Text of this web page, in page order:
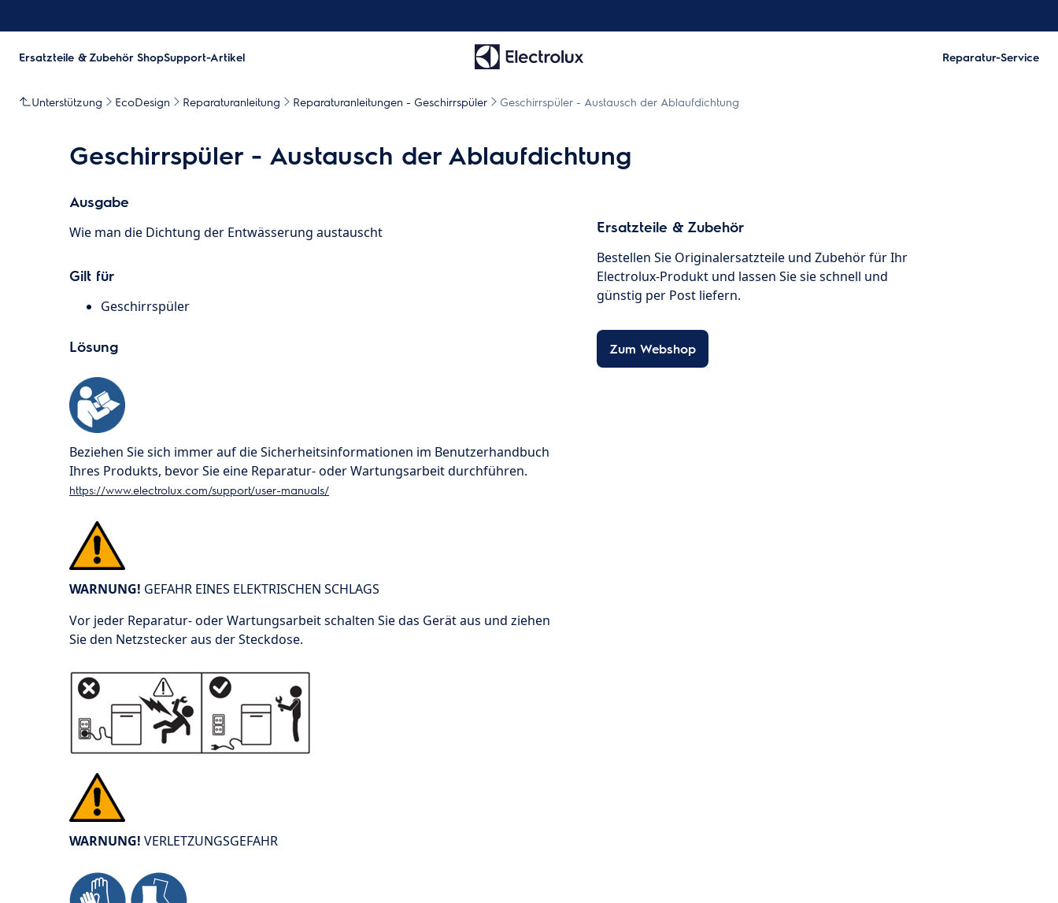
Ersatzteile & Zubehör ShopSupport-Artikel Reparatur-Service
Unterstützung EcoDesign Reparaturanleitung Reparaturanleitungen - Geschirrspüler Geschirrspüler - Austausch der Ablaufdichtung
Geschirrspüler - Austausch der Ablaufdichtung
Ausgabe
Wie man die Dichtung der Entwässerung austauscht
Gilt für
Geschirrspüler
Lösung
Beziehen Sie sich immer auf die Sicherheitsinformationen im Benutzerhandbuch
Ihres Produkts, bevor Sie eine Reparatur- oder Wartungsarbeit durchführen.
https://www.electrolux.com/support/user-manuals/
WARNUNG! GEFAHR EINES ELEKTRISCHEN SCHLAGS
Vor jeder Reparatur- oder Wartungsarbeit schalten Sie das Gerät aus und ziehen
Sie den Netzstecker aus der Steckdose.
WARNUNG! VERLETZUNGSGEFAHR
Ersatzteile & Zubehör
Bestellen Sie Originalersatzteile und Zubehör für Ihr
Electrolux-Produkt und lassen Sie sie schnell und
günstig per Post liefern.
Zum Webshop